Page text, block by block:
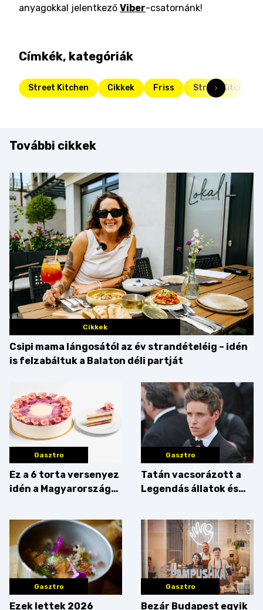
anyagokkal jelentkező Viber-csatornánk!
Címkék, kategóriák
Street Kitchen Cikkek Friss Street Kitchen
További cikkek
Cikkek
Csipi mama lángosától az év strandételéig – idén
is felzabáltuk a Balaton déli partját
Gasztro
Ez a 6 torta versenyez
idén a Magyarország
Gasztro
Tatán vacsorázott a
Legendás állatok és
Gasztro
Ezek lettek 2026
Gasztro
Bezár Budapest egyik